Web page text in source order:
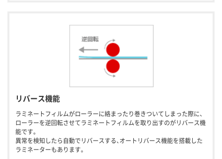
リバース機能
ラミネートフィルムがローラーに絡まったり巻きついてしまった際に、
ローラーを逆回転させてラミネートフィルムを取り出すのがリバース機
能です。
異常を検知したら自動でリバースする、オートリバース機能を搭載した
ラミネーターもあります。